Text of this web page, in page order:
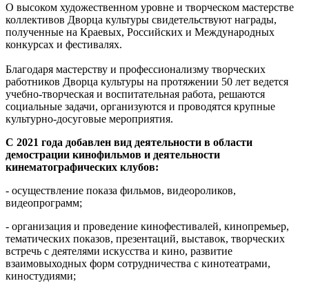
О высоком художественном уровне и творческом мастерстве
коллективов Дворца культуры свидетельствуют награды,
полученные на Краевых, Российских и Международных
конкурсах и фестивалях.
Благодаря мастерству и профессионализму творческих
работников Дворца культуры на протяжении 50 лет ведется
учебно-творческая и воспитательная работа, решаются
социальные задачи, организуются и проводятся крупные
культурно-досуговые мероприятия.
С 2021 года добавлен вид деятельности в области
демострации кинофильмов и деятельности
кинематографических клубов:
- осуществление показа фильмов, видеороликов,
видеопрограмм;
- организация и проведение кинофестивалей, кинопремьер,
тематических показов, презентаций, выставок, творческих
встречь с деятелями искусства и кино, развитие
взаимовыходных форм сотрудничества с кинотеатрами,
киностудиями;